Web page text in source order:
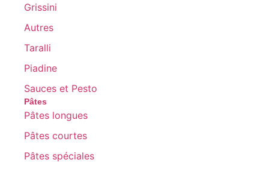
Grissini
Autres
Taralli
Piadine
Sauces et Pesto
Pâtes
Pâtes longues
Pâtes courtes
Pâtes spéciales